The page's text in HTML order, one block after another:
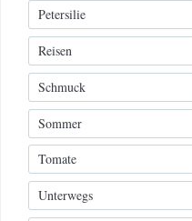
Petersilie
Reisen
Schmuck
Sommer
Tomate
Unterwegs